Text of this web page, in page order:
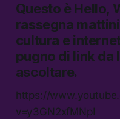
Questo è Hello,
rassegna
cultura e
pugno di link da
ascoltare.
https://
v=y3GN2xfMNpI